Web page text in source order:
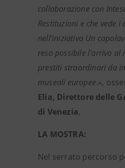
collaborazione con
Restituzioni e che vede
nell'iniziativa Un
reso possibile l'arrivo al
prestiti straordinari da
museali europee.»,
Elia, Direttore delle
di Venezia.
LA MOSTRA:
Nel serrato percorso